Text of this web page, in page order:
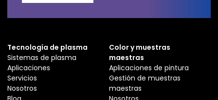
Tecnología de plasma
Sistemas de plasma
Aplicaciones
Servicios
Nosotros
Color y muestras
maestras
Aplicaciones de pintura
Gestión de muestras
maestras